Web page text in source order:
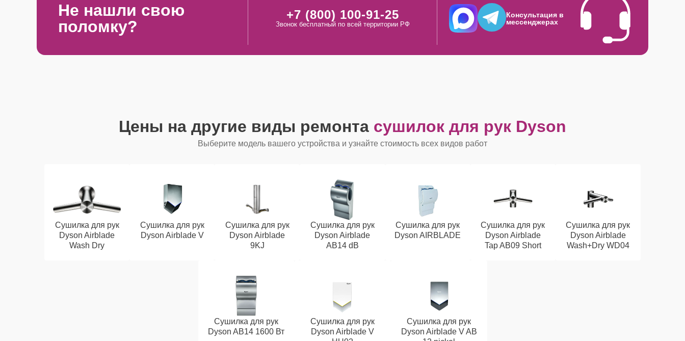
Не нашли свою
поломку?
+7 (800) 100-91-25
Звонок бесплатный по всей территории РФ
Консультация в
мессенджерах
Цены на другие виды ремонта сушилок для рук Dyson
Выберите модель вашего устройства и узнайте стоимость всех видов работ
Сушилка для рук
Dyson Airblade
Wash Dry
Сушилка для рук
Dyson Airblade V
Сушилка для рук
Dyson Airblade
9KJ
Сушилка для рук
Dyson Airblade
AB14 dB
Сушилка для рук
Dyson AIRBLADE
Сушилка для рук
Dyson Airblade
Tap AB09 Short
Сушилка для рук
Dyson Airblade
Wash+Dry WD04
Сушилка для рук
Dyson AB14 1600 Вт
Сушилка для рук
Dyson Airblade V
Сушилка для рук
Dyson Airblade V AB